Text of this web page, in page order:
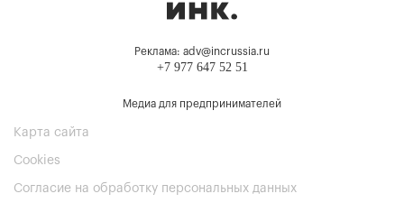
Реклама: adv@incrussia.ru
+7 977 647 52 51
Медиа для предпринимателей
Карта сайта
Cookies
Согласие на обработку персональных данных